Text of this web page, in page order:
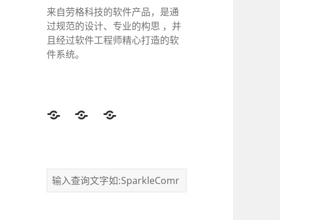
来自劳格科技的软件产品，是通
过规范的设计、专业的构思 ，并
且经过软件工程师精心打造的软
件系统。
TwitterFacebookGoogle